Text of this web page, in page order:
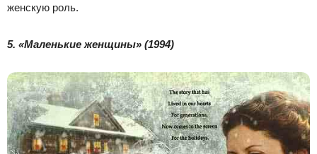
женскую роль.
5. «Маленькие женщины» (1994)